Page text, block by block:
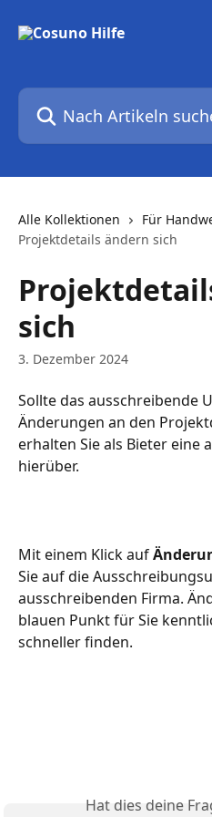
Nach Artikeln suchen …
Alle Kollektionen
Für
Projektdetails ändern sich
sich
3. Dezember 2024
Sollte das ausschreibende
Änderungen an den
erhalten Sie als Bieter
hierüber.
Mit einem Klick auf
Sie auf die
ausschreibenden Firma.
blauen Punkt für Sie
schneller finden.
Hat dies deine